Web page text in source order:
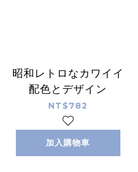
昭和レトロなカワイイ
配色とデザイン
NT$782
加入購物車